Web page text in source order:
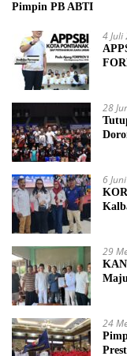
Pimpin PB ABTI
4 Juli
28
6
29
24